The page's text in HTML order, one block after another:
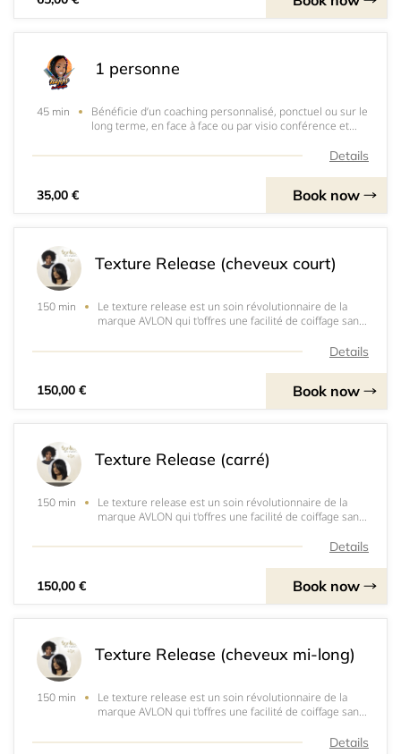
1 personne
45 min
Bénéficie d’un coaching personnalisé, ponctuel ou sur le
long terme, en face à face ou par visio conférence et
l’international.Mon but ? T’aider à mieux comprendre tes
Details
35,00 € Book now
Texture Release (cheveux court)
150 min
Le texture release est un soin révolutionnaire de la
marque AVLON qui t'offres une facilité de coiffage sans
système de lissage thermo-actif ( activé par la
Details
150,00 € Book now
Texture Release (carré)
150 min
Le texture release est un soin révolutionnaire de la
marque AVLON qui t'offres une facilité de coiffage sans
système de lissage thermo-actif ( activé par la
Details
150,00 € Book now
Texture Release (cheveux mi-long)
150 min
Le texture release est un soin révolutionnaire de la
marque AVLON qui t'offres une facilité de coiffage sans
système de lissage thermo-actif ( activé par la
Details